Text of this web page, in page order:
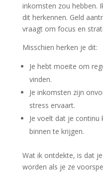
inkomsten zou hebben.
dit herkennen. Geld
vraagt om focus en
Misschien herken je dit:
Je hebt moeite om
vinden.
Je inkomsten zijn
stress ervaart.
Je voelt dat je
binnen te krijgen.
Wat ik ontdekte, is dat
worden als je ze